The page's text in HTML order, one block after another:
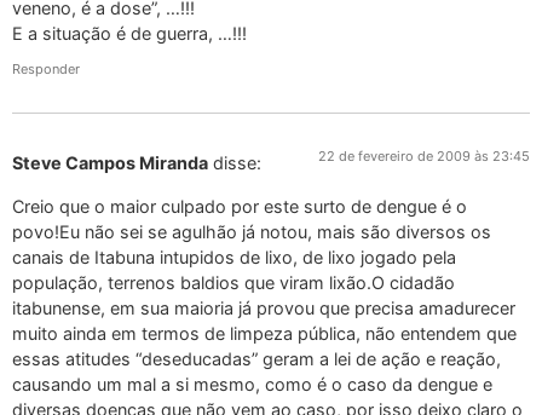
veneno, é a dose”, …!!!
E a situação é de guerra, …!!!
Responder
Steve Campos Miranda disse: 22 de fevereiro de 2009 às 23:45
Creio que o maior culpado por este surto de dengue é o
povo!Eu não sei se agulhão já notou, mais são diversos os
canais de Itabuna intupidos de lixo, de lixo jogado pela
população, terrenos baldios que viram lixão.O cidadão
itabunense, em sua maioria já provou que precisa amadurecer
muito ainda em termos de limpeza pública, não entendem que
essas atitudes “deseducadas” geram a lei de ação e reação,
causando um mal a si mesmo, como é o caso da dengue e
diversas doenças que não vem ao caso, por isso deixo claro o